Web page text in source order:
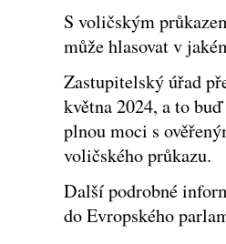
S voličským
může hlasovat v
Zastupitelský úřad
května 2024, a to
plnou moci s
voličského průkazu.
Další podrobné
do Evropského